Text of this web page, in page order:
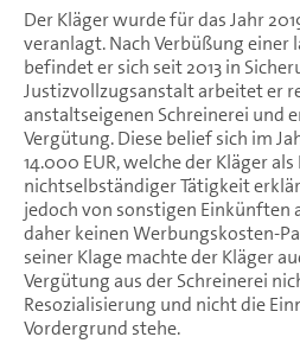
Der Kläger wurde für das Jahr
veranlagt. Nach Verbüßung
befindet er sich seit 2013 in
Justizvollzugsanstalt arbeitet er
anstaltseigenen Schreinerei und
Vergütung. Diese belief sich im
14.000 EUR, welche der Kläger
nichtselbständiger Tätigkeit
jedoch von sonstigen Einkünften
daher keinen Werbungskosten-
seiner Klage machte der Kläger
Vergütung aus der Schreinerei
Resozialisierung und nicht die
Vordergrund stehe.